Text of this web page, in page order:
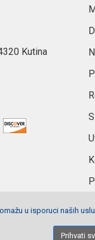
Kutina
Izrada
u isporuci naših
Prihvati